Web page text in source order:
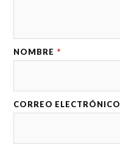
NOMBRE *
CORREO ELECTRÓNICO